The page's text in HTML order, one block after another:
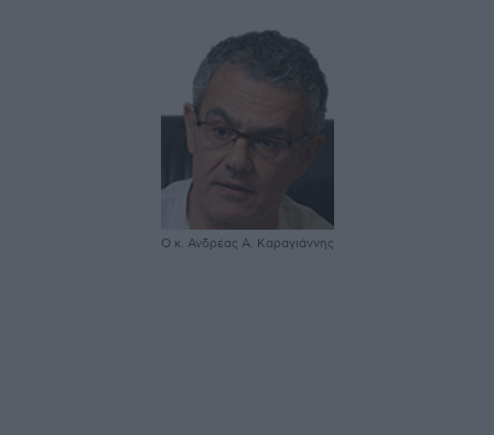
Ο κ. Ανδρέας Α. Καραγιάννης